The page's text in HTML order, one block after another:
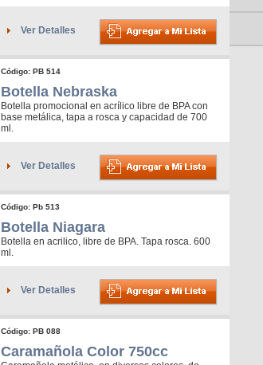
Ver Detalles
Código: PB 514
Botella Nebraska
Botella promocional en acrílico libre de BPA con
base metálica, tapa a rosca y capacidad de 700
ml.
Ver Detalles
Código: Pb 513
Botella Niagara
Botella en acrilico, libre de BPA. Tapa rosca. 600
ml.
Ver Detalles
Código: PB 088
Caramañola Color 750cc